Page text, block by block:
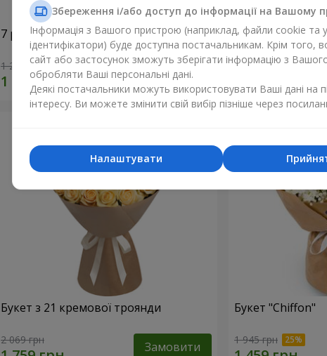
7 ромашкових хризантем
1 293 грн Замовити
Монобукет з 11
1 374 грн
Букет з 21 кремової троянди
2 069 грн Замовити
Букет "Chiffon"
1 945 грн
Збереження і/або доступ до інформації на Вашому
Інформація з Вашого пристрою (наприклад, файли cookie та
ідентифікатори) буде доступна постачальникам. Крім того,
сайт або застосунок зможуть зберігати інформацію з
обробляти Ваші персональні дані.
Деякі постачальники можуть використовувати Ваші дані на
інтересу. Ви можете змінити свій вибір пізніше через
Налаштувати